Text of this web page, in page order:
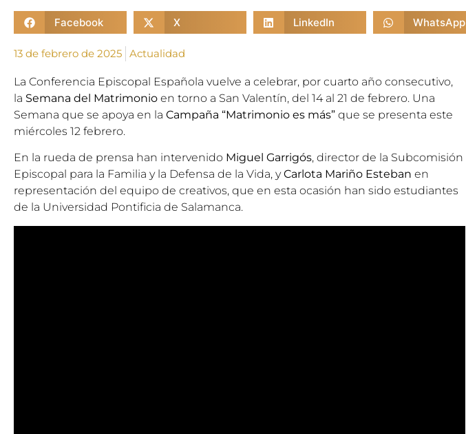
Facebook X LinkedIn WhatsApp
13 de febrero de 2025 Actualidad
La Conferencia Episcopal Española vuelve a celebrar, por cuarto año consecutivo,
la Semana del Matrimonio en torno a San Valentín, del 14 al 21 de febrero. Una
Semana que se apoya en la Campaña “Matrimonio es más” que se presenta este
miércoles 12 febrero.
En la rueda de prensa han intervenido Miguel Garrigós, director de la Subcomisión
Episcopal para la Familia y la Defensa de la Vida, yCarlota Mariño Esteban en
representación del equipo de creativos, que en esta ocasión han sido estudiantes
de la Universidad Pontificia de Salamanca.